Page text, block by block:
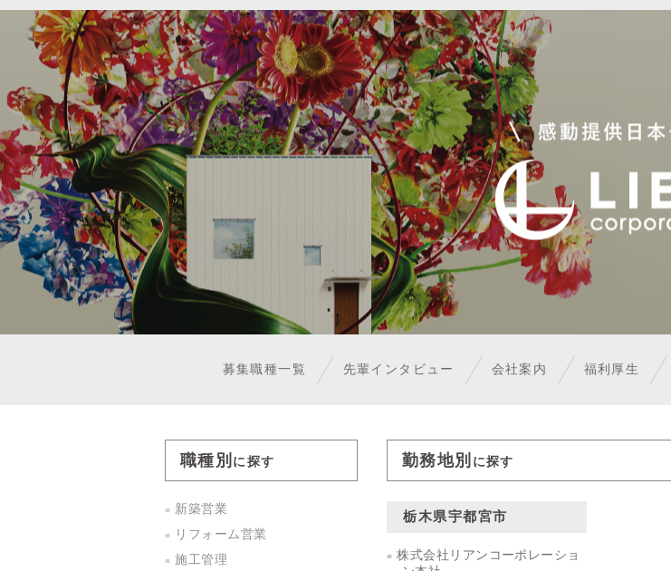
募集職種一覧 先輩インタビュー 会社案内 福利厚生
職種別 に探す
新築営業
リフォーム営業
施工管理
勤務地別 に探す
栃木県宇都宮市
株式会社リアンコーポレーショ